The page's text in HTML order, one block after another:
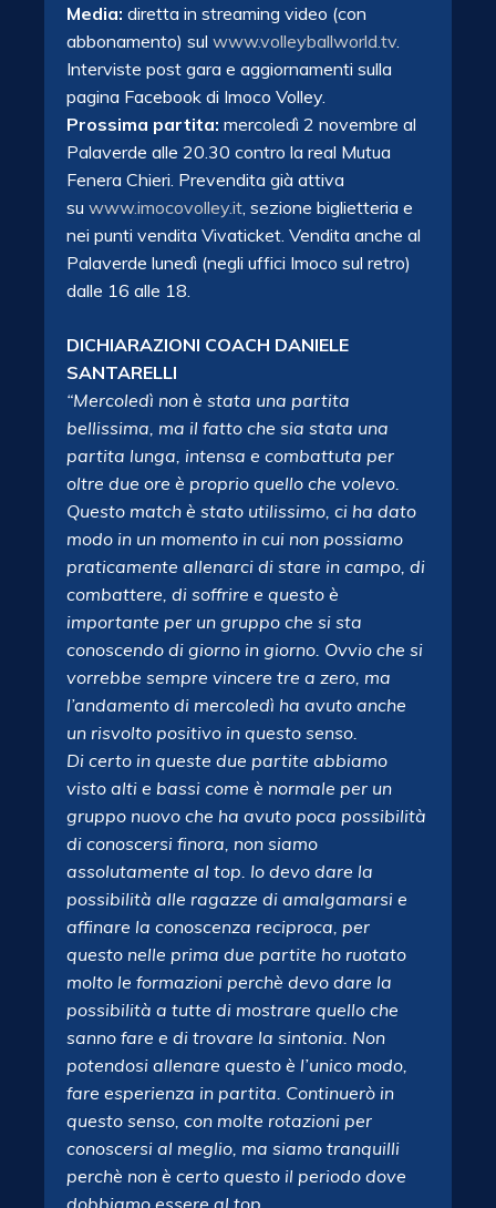
Media: diretta in streaming video (con
abbonamento) sul www.volleyballworld.tv.
Interviste post gara e aggiornamenti sulla
pagina Facebook di Imoco Volley.
Prossima partita: mercoledì 2 novembre al
Palaverde alle 20.30 contro la real Mutua
Fenera Chieri. Prevendita già attiva
su www.imocovolley.it, sezione biglietteria e
nei punti vendita Vivaticket. Vendita anche al
Palaverde lunedì (negli uffici Imoco sul retro)
dalle 16 alle 18.
DICHIARAZIONI COACH DANIELE
SANTARELLI
“Mercoledì non è stata una partita
bellissima, ma il fatto che sia stata una
partita lunga, intensa e combattuta per
oltre due ore è proprio quello che volevo.
Questo match è stato utilissimo, ci ha dato
modo in un momento in cui non possiamo
praticamente allenarci di stare in campo, di
combattere, di soffrire e questo è
importante per un gruppo che si sta
conoscendo di giorno in giorno. Ovvio che si
vorrebbe sempre vincere tre a zero, ma
l’andamento di mercoledì ha avuto anche
un risvolto positivo in questo senso.
Di certo in queste due partite abbiamo
visto alti e bassi come è normale per un
gruppo nuovo che ha avuto poca possibilità
di conoscersi finora, non siamo
assolutamente al top. Io devo dare la
possibilità alle ragazze di amalgamarsi e
affinare la conoscenza reciproca, per
questo nelle prima due partite ho ruotato
molto le formazioni perchè devo dare la
possibilità a tutte di mostrare quello che
sanno fare e di trovare la sintonia. Non
potendosi allenare questo è l’unico modo,
fare esperienza in partita. Continuerò in
questo senso, con molte rotazioni per
conoscersi al meglio, ma siamo tranquilli
perchè non è certo questo il periodo dove